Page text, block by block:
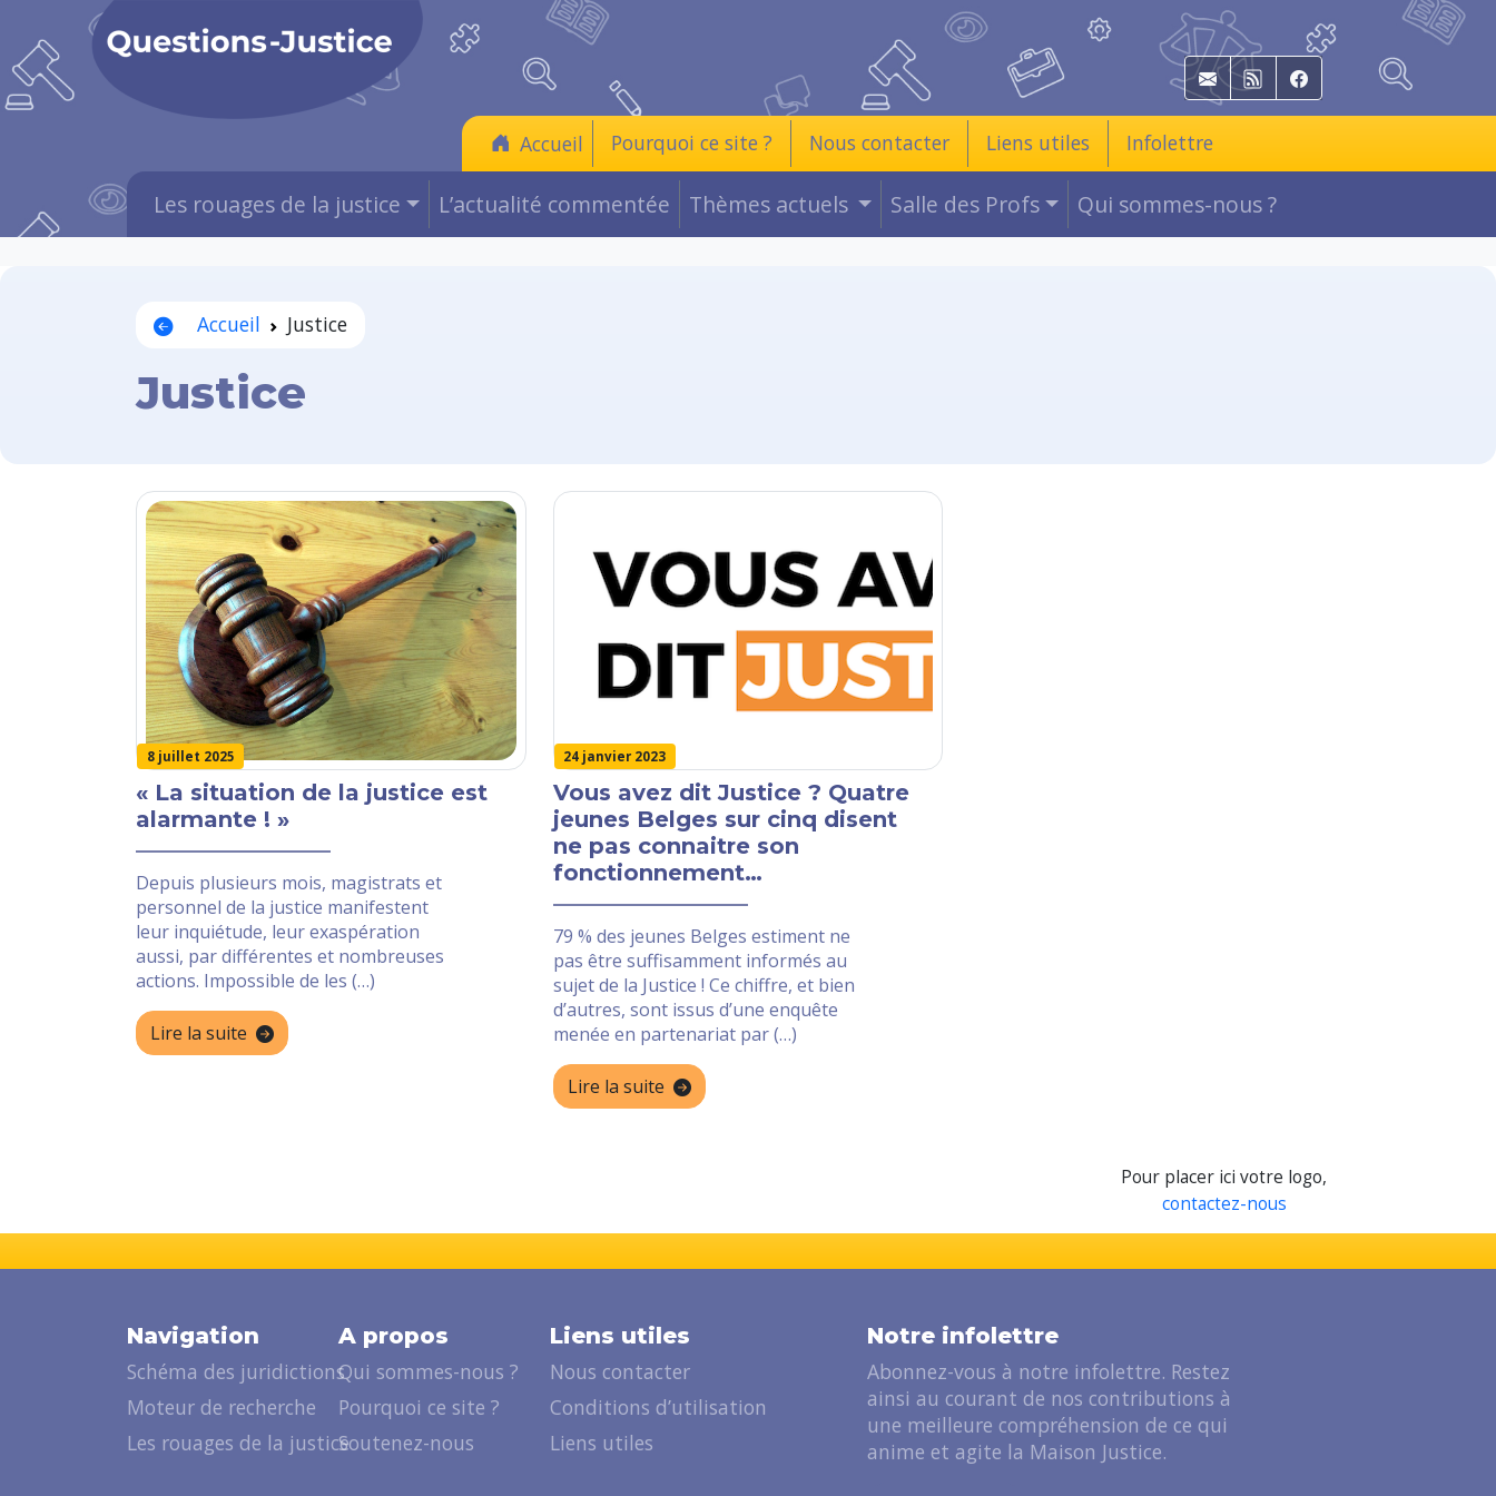
E-mail RSS Facebook
Accueil Pourquoi ce site ? Nous contacter Liens utiles Infolettre
Les rouages de la justice L’actualité commentée Thèmes actuels Salle des Profs Qui sommes-nous ?
Accueil Justice
Justice
8 juillet 2025
« La situation de la justice est
alarmante ! »
Depuis plusieurs mois, magistrats et
personnel de la justice manifestent
leur inquiétude, leur exaspération
aussi, par différentes et nombreuses
actions. Impossible de les (…)
Lire la suite
24 janvier 2023
Vous avez dit Justice ? Quatre
jeunes Belges sur cinq disent
ne pas connaitre son
fonctionnement…
79 % des jeunes Belges estiment ne
pas être suffisamment informés au
sujet de la Justice ! Ce chiffre, et bien
d’autres, sont issus d’une enquête
menée en partenariat par (…)
Lire la suite
Pour placer ici votre logo,
contactez-nous
Navigation
Schéma des juridictions
Moteur de recherche
Les rouages de la justice
A propos
Qui sommes-nous ?
Pourquoi ce site ?
Soutenez-nous
Liens utiles
Nous contacter
Conditions d’utilisation
Liens utiles
Notre infolettre
Abonnez-vous à notre infolettre. Restez
ainsi au courant de nos contributions à
une meilleure compréhension de ce qui
anime et agite la Maison Justice.